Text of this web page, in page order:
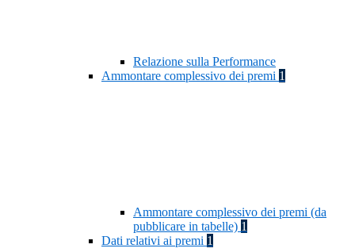
Relazione sulla Performance
Ammontare complessivo dei premi 1
Ammontare complessivo dei premi (da
pubblicare in tabelle) 1
Dati relativi ai premi 1